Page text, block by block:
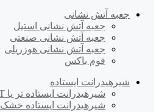
جعبه آتش نشانی
جعبه آتش نشانی استیل
جعبه آتش نشانی صنعتی
جعبه آتش نشانی هوزریلی
فوم باکس
شیرهیدرانت ایستاده
شیرهیدرانت ایستاده تر یا WET
شیرهیدرانت ایستاده خشک DRY